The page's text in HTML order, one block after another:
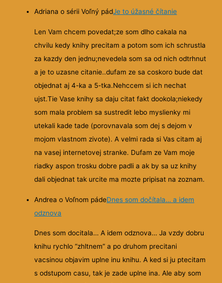
Adriana o sérii Voľný pádJe to úžasné čítanie
Len Vam chcem povedat;ze som dlho cakala na
chvilu kedy knihy precitam a potom som ich schrustla
za kazdy den jednu;nevedela som sa od nich odtrhnut
a je to uzasne citanie..dufam ze sa coskoro bude dat
objednat aj 4-ka a 5-tka.Nehccem si ich nechat
ujst.Tie Vase knihy sa daju citat fakt dookola;niekedy
som mala problem sa sustredit lebo myslienky mi
utekali kade tade (porovnavala som dej s dejom v
mojom vlastnom zivote). A velmi rada si Vas citam aj
na vasej internetovej stranke. Dufam ze Vam moje
riadky aspon trosku dobre padli a ak by sa uz knihy
dali objednat tak urcite ma mozte pripisat na zoznam.
Andrea o Voľnom pádeDnes som dočítala… a idem
odznova
Dnes som docitala… A idem odznova… Ja vzdy dobru
knihu rychlo “zhltnem” a po druhom precitani
vacsinou objavim uplne inu knihu. A ked si ju ptecitam
s odstupom casu, tak je zade uplne ina. Ale aby som